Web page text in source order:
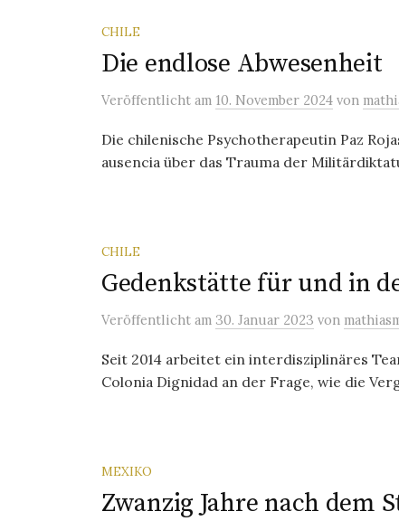
CHILE
Die endlose Abwesenheit
Veröffentlicht am 10. November 2024 von
Die chilenische Psychotherapeutin Paz
ausencia über das Trauma der
CHILE
Gedenkstätte für und in
Veröffentlicht am 30. Januar 2023 von
Seit 2014 arbeitet ein interdisziplinäres
Colonia Dignidad an der Frage, wie die
MEXIKO
Zwanzig Jahre nach dem